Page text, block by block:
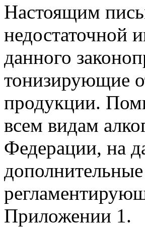
Настоящим
недостаточной
данного
тонизирующие
продукции.
всем видам
Федерации, на
Приложении 1.